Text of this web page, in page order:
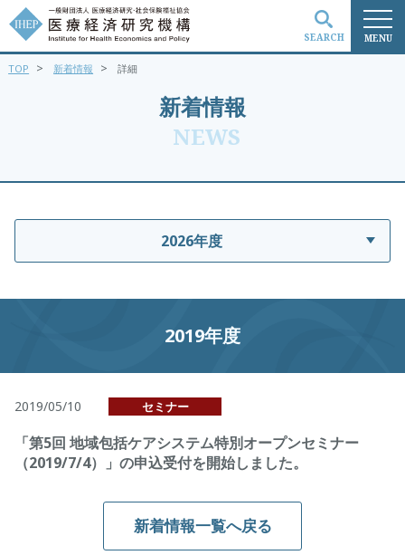
MENU
SEARCH
新着情報
NEWS
TOP > 新着情報 > 詳細
2026年度
2019年度
2019/05/10 セミナー
「第5回 地域包括ケアシステム特別オープンセミナー
（2019/7/4）」の申込受付を開始しました。
新着情報一覧へ戻る